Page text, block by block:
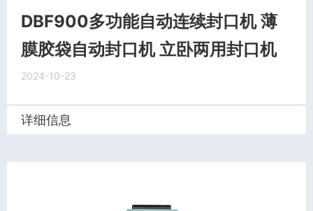
DBF900多功能自动连续封口机 薄
膜胶袋自动封口机 立卧两用封口机
2024-10-23
详细信息